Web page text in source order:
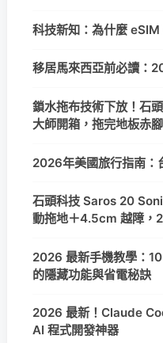
科技新知：為什麼
移居馬來西亞前必讀：
鎖水拖布技術下放！石
大師開箱，拖完地板赤
2026年美國旅行指南：
石頭科技 Saros 20
動拖地＋4.5cm 越障，
2026 最新手機教學：
的隱藏功能與省電秘訣
2026 最新！Claude
AI 程式開發神器